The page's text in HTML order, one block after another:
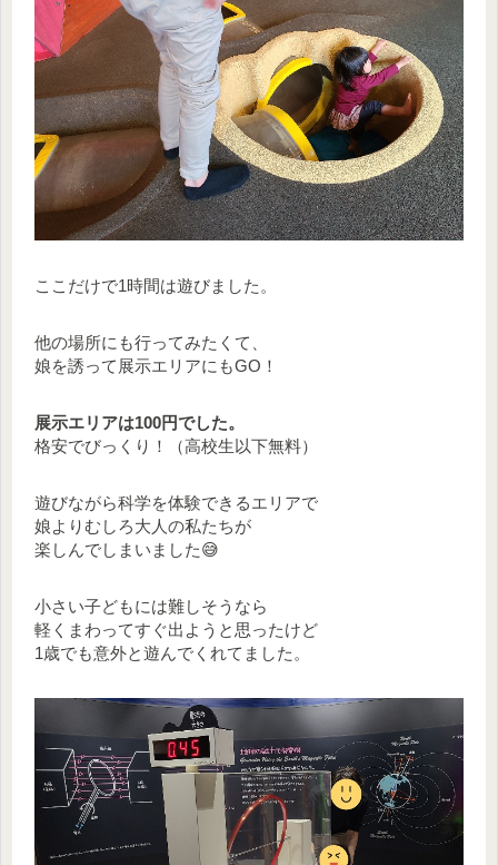
ここだけで1時間は遊びました。
他の場所にも行ってみたくて、
娘を誘って展示エリアにもGO！
展示エリアは100円でした。
格安でびっくり！（高校生以下無料）
遊びながら科学を体験できるエリアで
娘よりむしろ大人の私たちが
楽しんでしまいました😅
小さい子どもには難しそうなら
軽くまわってすぐ出ようと思ったけど
1歳でも意外と遊んでくれてました。